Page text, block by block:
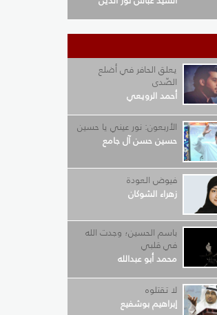
يعلق الحافر في أضلع
الصّدى
أحمد الرويعي
الأربعون: نور عيني يا حسين
حسين حسن آل جامع
فيوض العودة
زهراء الشوكان
باسم الحسين؛ وجدت الله
في قلبي
محمد أبو عبدالله
لا تقتلوه
إبراهيم بوشفيع